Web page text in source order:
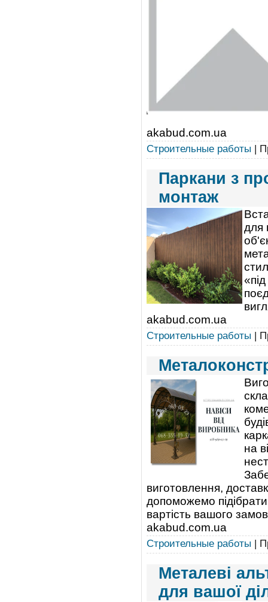
akabud.com.ua
Строительные работы |
Паркани з
монтаж
для
akabud.com.ua
Строительные работы |
на
виготовлення,
допоможемо
вартість вашого
akabud.com.ua
Строительные работы |
Металеві
для вашої